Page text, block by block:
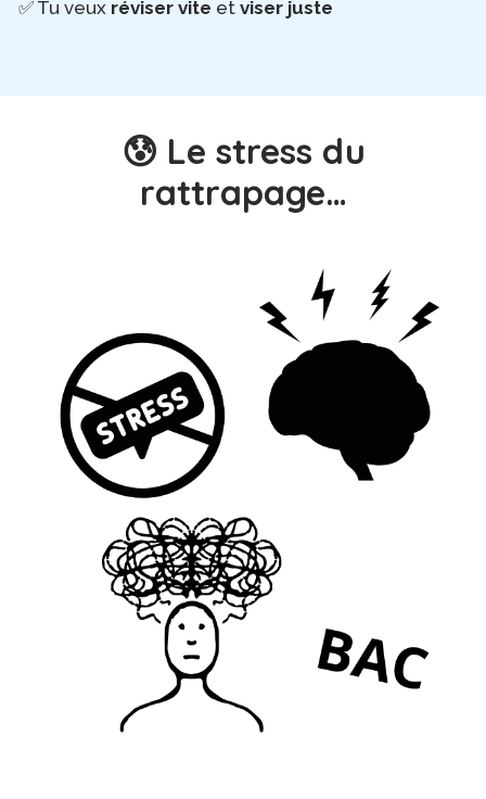
✅ Tu veux réviser vite et viser juste
😰 Le stress du
rattrapage…